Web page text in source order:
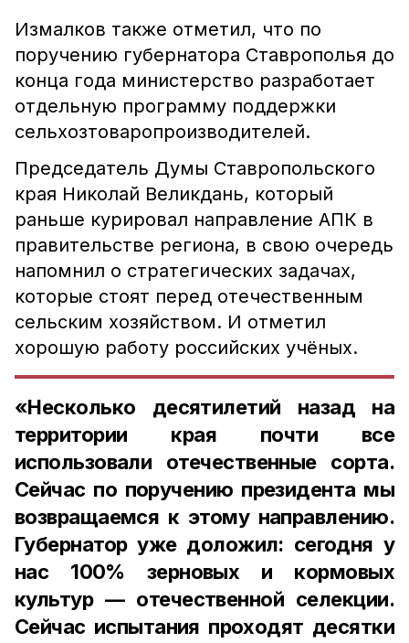
Измалков также отметил, что по
поручению губернатора Ставрополья до
конца года министерство разработает
отдельную программу поддержки
сельхозтоваропроизводителей.
Председатель Думы Ставропольского
края Николай Великдань, который
раньше курировал направление АПК в
правительстве региона, в свою очередь
напомнил о стратегических задачах,
которые стоят перед отечественным
сельским хозяйством. И отметил
хорошую работу российских учёных.
«Несколько десятилетий назад на
территории края почти все
использовали отечественные сорта.
Сейчас по поручению президента мы
возвращаемся к этому направлению.
Губернатор уже доложил: сегодня у
нас 100% зерновых и кормовых
культур — отечественной селекции.
Сейчас испытания проходят десятки